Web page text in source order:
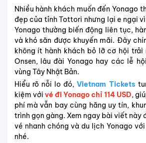
Nhiều hành khách muốn đến Yonago
đẹp của tỉnh Tottori nhưng lại e ngại
Yonago thường biến động liên tục,
và khó săn được khuyến mãi. Đây
không ít hành khách bỏ lỡ cơ hội trải
Onsen, lâu đài Yonago hay các lễ
vùng Tây Nhật Bản.
Hiểu rõ nỗi lo đó,Vietnam Tickets
kiệm với vé đi Yonago chỉ 114 USD,
phí mà vẫn bay cùng hãng uy tín,
trình gọn gàng. Xem ngay bài viết này
vé nhanh chóng và du lịch Yonago
nhé.